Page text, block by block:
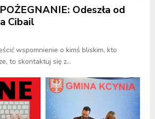
Odeszła od
Cibail
wspomnienie o kimś bliskim, kto
to skontaktuj się z...